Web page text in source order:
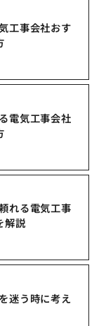
工事会社おす
電気工事会社
れる電気工事
解説
迷う時に考え